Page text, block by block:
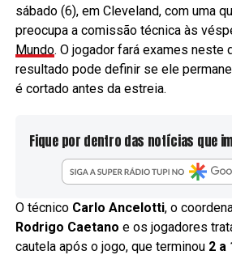
sábado (6), em Cleveland, com uma
preocupa a comissão técnica às
Mundo. O jogador fará exames neste
resultado pode definir se ele
é cortado antes da estreia.
Fique por dentro das notícias que
O técnico Carlo Ancelotti, o
Rodrigo Caetano e os jogadores
cautela após o jogo, que terminou 2 a